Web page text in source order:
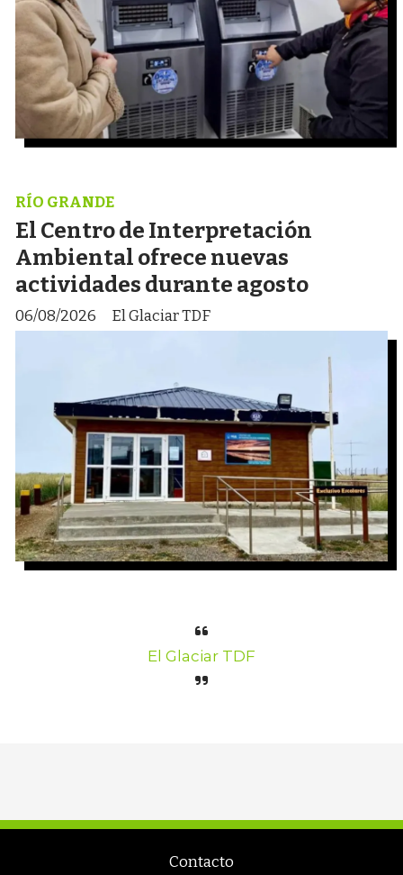
El Centro de Interpretación
Ambiental ofrece nuevas
actividades durante agosto
El Glaciar TDF
RÍO GRANDE
06/08/2026
El Glaciar TDF
Contacto